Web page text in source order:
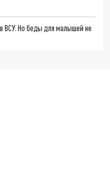
ВСУ. Но беды для малышей не